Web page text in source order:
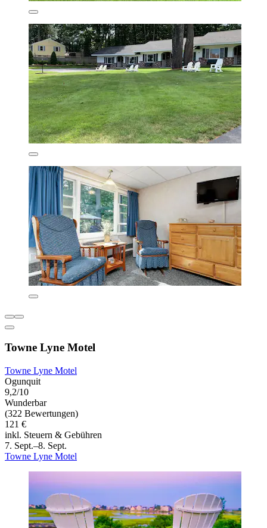
Towne Lyne Motel
Towne Lyne Motel
Ogunquit
9,2/10
Wunderbar
(322 Bewertungen)
121 €
inkl. Steuern & Gebühren
7. Sept.–8. Sept.
Towne Lyne Motel